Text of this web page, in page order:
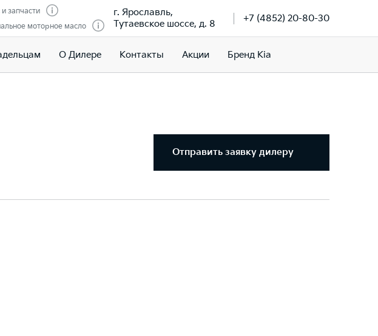
запчасти
моторное масло
г. Ярославль,
Тутаевское шоссе, д. 8
+7 (4852) 20-80-30
О Дилере Контакты Акции Бренд Kia
Отправить заявку дилеру